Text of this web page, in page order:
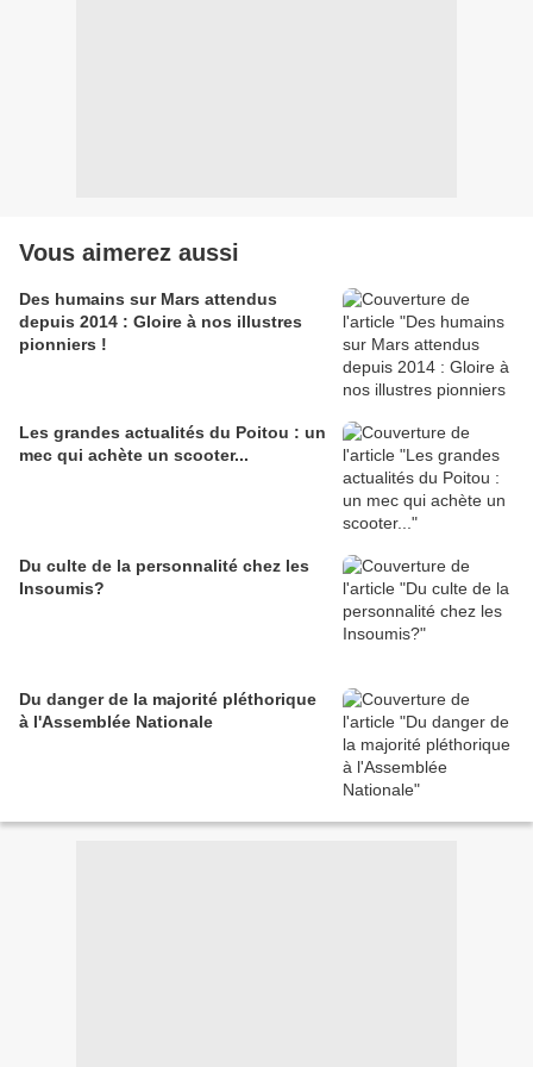
Vous aimerez aussi
Des humains sur Mars attendus
depuis 2014 : Gloire à nos illustres
pionniers !
Les grandes actualités du Poitou : un
mec qui achète un scooter...
Du culte de la personnalité chez les
Insoumis?
Du danger de la majorité pléthorique
à l'Assemblée Nationale